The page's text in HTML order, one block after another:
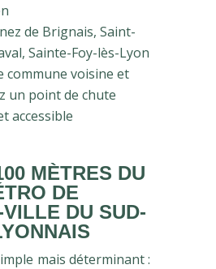
de Brignais, Saint-
Sainte-Foy-lès-Lyon
commune voisine et
un point de chute
accessible
MÈTRES DU
DE
DU SUD-
mais déterminant :